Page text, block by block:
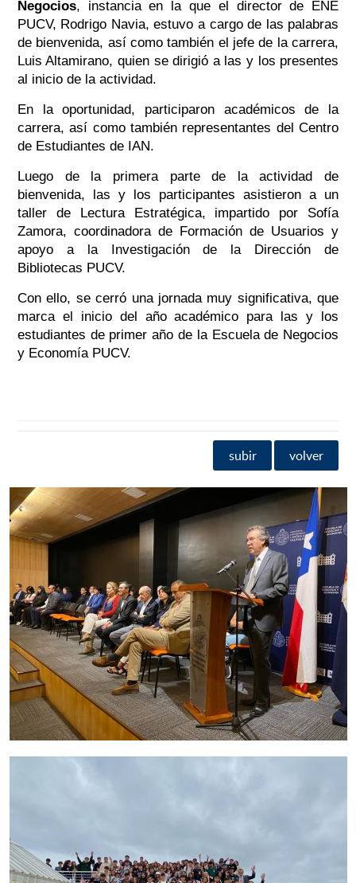
Negocios, instancia en la que el director de ENE
PUCV, Rodrigo Navia, estuvo a cargo de las palabras
de bienvenida, así como también el jefe de la carrera,
Luis Altamirano, quien se dirigió a las y los presentes
al inicio de la actividad.
En la oportunidad, participaron académicos de la
carrera, así como también representantes del Centro
de Estudiantes de IAN.
Luego de la primera parte de la actividad de
bienvenida, las y los participantes asistieron a un
taller de Lectura Estratégica, impartido por Sofía
Zamora, coordinadora de Formación de Usuarios y
apoyo a la Investigación de la Dirección de
Bibliotecas PUCV.
Con ello, se cerró una jornada muy significativa, que
marca el inicio del año académico para las y los
estudiantes de primer año de la Escuela de Negocios
y Economía PUCV.
subir volver